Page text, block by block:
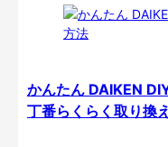
かんたん DAIKEN
丁番らくらく取り換